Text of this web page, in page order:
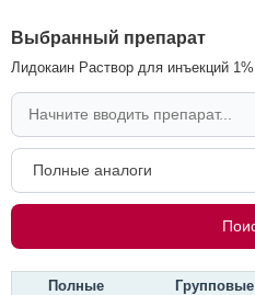
Выбранный препарат
Лидокаин Раствор для инъекций
Полные Групповые